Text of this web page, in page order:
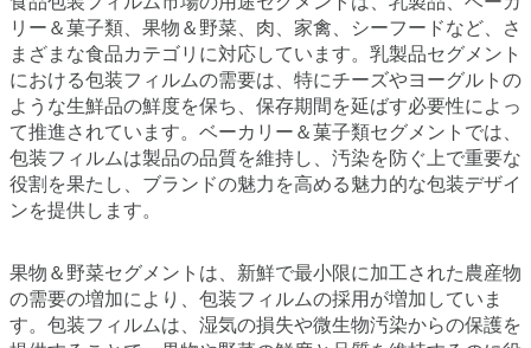
リー＆菓子類、果物＆野菜、肉、家禽、シーフードなど、さ
まざまな食品カテゴリに対応しています。乳製品セグメント
における包装フィルムの需要は、特にチーズやヨーグルトの
ような生鮮品の鮮度を保ち、保存期間を延ばす必要性によっ
て推進されています。ベーカリー＆菓子類セグメントでは、
包装フィルムは製品の品質を維持し、汚染を防ぐ上で重要な
役割を果たし、ブランドの魅力を高める魅力的な包装デザイ
ンを提供します。
果物＆野菜セグメントは、新鮮で最小限に加工された農産物
の需要の増加により、包装フィルムの採用が増加していま
す。包装フィルムは、湿気の損失や微生物汚染からの保護を